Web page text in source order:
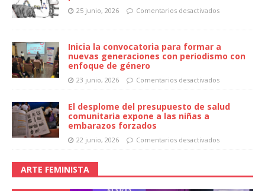
25 junio, 2026 Comentarios desactivados
Inicia la convocatoria para formar a
nuevas generaciones con periodismo con
enfoque de género
23 junio, 2026 Comentarios desactivados
El desplome del presupuesto de salud
comunitaria expone a las niñas a
embarazos forzados
22 junio, 2026 Comentarios desactivados
ARTE FEMINISTA